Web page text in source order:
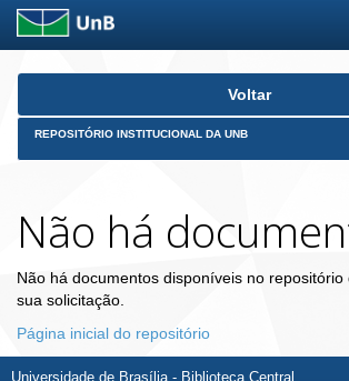
Skip
Voltar
REPOSITÓRIO INSTITUCIONAL DA UNB
Não há
Não há documentos disponíveis no repositório
sua solicitação.
Página inicial do repositório
Universidade de Brasília - Biblioteca Central